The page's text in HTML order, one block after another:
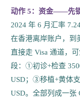
动作 5：资金——先
2024 年 6 月汇率
在香港离岸账户，到
直接走 Visa 通道，
段：①初诊+检查
USD；③移植+黄体
USD。全部列成一张